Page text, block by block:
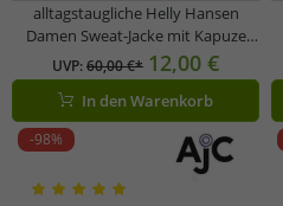
alltagstaugliche Helly Hansen
Damen Sweat-Jacke mit Kapuze
Zip-Hoodie mit Taschen 280 g/m²
79217 in Schwarz oder Dunkelblau
UVP:60,00 €* 12,00 €
In den Warenkorb
-98%